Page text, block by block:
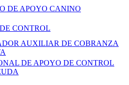
DE APOYO CANINO
CONTROL
AUXILIAR DE COBRANZA
DE APOYO DE CONTROL